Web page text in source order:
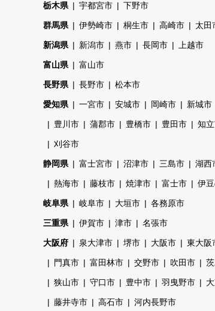
栃木県 宇都宮市 下野市
群馬県 伊勢崎市 桐生市 高崎市 太田
新潟県 新潟市 燕市 長岡市 上越市
富山県 富山市
長野県 長野市 松本市
愛知県 一宮市 安城市 岡崎市 新城市
豊川市 蒲郡市 豊橋市 豊田市 知
刈谷市
静岡県 富士宮市 沼津市 三島市 湖西
熱海市 藤枝市 焼津市 富士市 伊
岐阜県 岐阜市 大垣市 各務原市
三重県 伊賀市 津市 名張市
大阪府 泉大津市 堺市 大阪市 東大阪
門真市 富田林市 交野市 吹田市
狭山市 守口市 豊中市 羽曳野市
藤井寺市 高石市 河内長野市